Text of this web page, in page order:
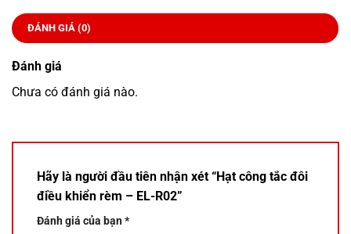
ĐÁNH GIÁ (0)
Đánh giá
Chưa có đánh giá nào.
Hãy là người đầu tiên nhận xét “Hạt công tắc đôi
điều khiển rèm – EL-R02”
Đánh giá của bạn*